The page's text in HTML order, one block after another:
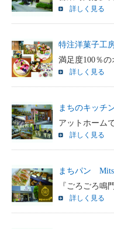
詳しく見る
特注洋菓子工
満足度100％
詳しく見る
まちのキッチ
アットホーム
詳しく見る
まちパン
『ごろごろ鳴
詳しく見る